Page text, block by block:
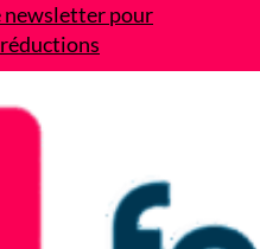
newsletter pour